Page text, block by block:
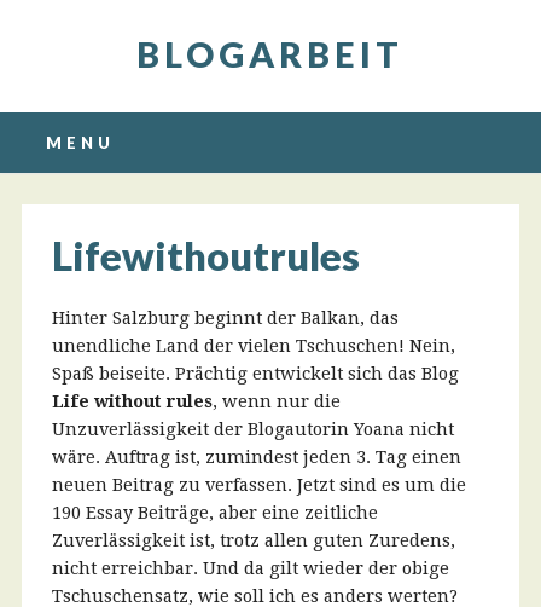
BLOGARBEIT
Main menu
MENU
Lifewithoutrules
Hinter Salzburg beginnt der Balkan, das
unendliche Land der vielen Tschuschen! Nein,
Spaß beiseite. Prächtig entwickelt sich das Blog
Life without rules, wenn nur die
Unzuverlässigkeit der Blogautorin Yoana nicht
wäre. Auftrag ist, zumindest jeden 3. Tag einen
neuen Beitrag zu verfassen. Jetzt sind es um die
190 Essay Beiträge, aber eine zeitliche
Zuverlässigkeit ist, trotz allen guten Zuredens,
nicht erreichbar. Und da gilt wieder der obige
Tschuschensatz, wie soll ich es anders werten?